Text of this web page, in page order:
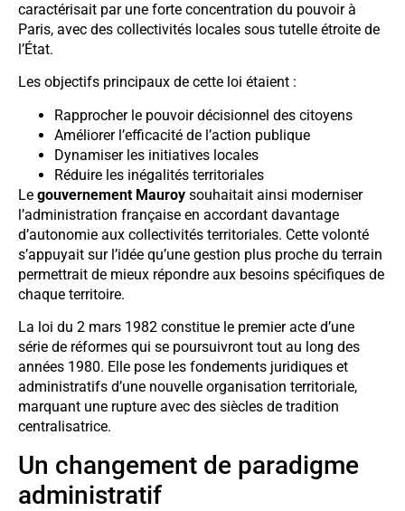
caractérisait par une forte concentration du pouvoir à
Paris, avec des collectivités locales sous tutelle étroite de
l’État.
Les objectifs principaux de cette loi étaient :
Rapprocher le pouvoir décisionnel des citoyens
Améliorer l’efficacité de l’action publique
Dynamiser les initiatives locales
Réduire les inégalités territoriales
Le gouvernement Mauroy souhaitait ainsi moderniser
l’administration française en accordant davantage
d’autonomie aux collectivités territoriales. Cette volonté
s’appuyait sur l’idée qu’une gestion plus proche du terrain
permettrait de mieux répondre aux besoins spécifiques de
chaque territoire.
La loi du 2 mars 1982 constitue le premier acte d’une
série de réformes qui se poursuivront tout au long des
années 1980. Elle pose les fondements juridiques et
administratifs d’une nouvelle organisation territoriale,
marquant une rupture avec des siècles de tradition
centralisatrice.
Un changement de paradigme
administratif